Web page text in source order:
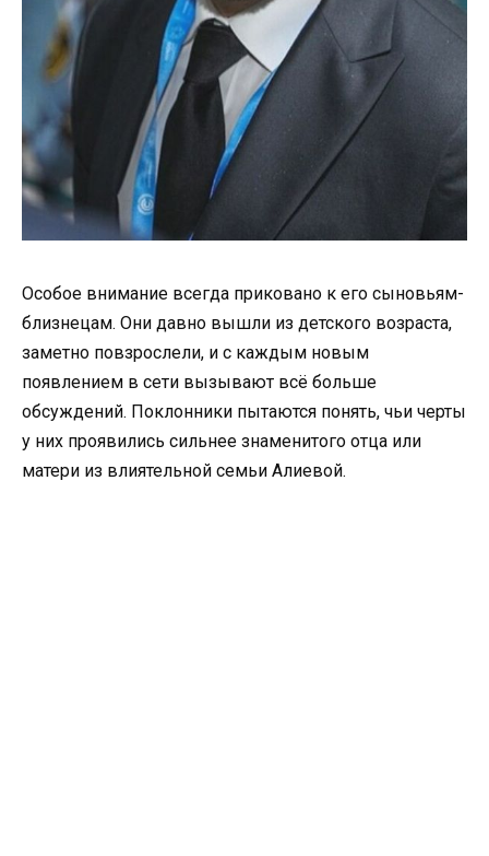
Особое внимание всегда приковано к его сыновьям-
близнецам. Они давно вышли из детского возраста,
заметно повзрослели, и с каждым новым
появлением в сети вызывают всё больше
обсуждений. Поклонники пытаются понять, чьи черты
у них проявились сильнее знаменитого отца или
матери из влиятельной семьи Алиевой.